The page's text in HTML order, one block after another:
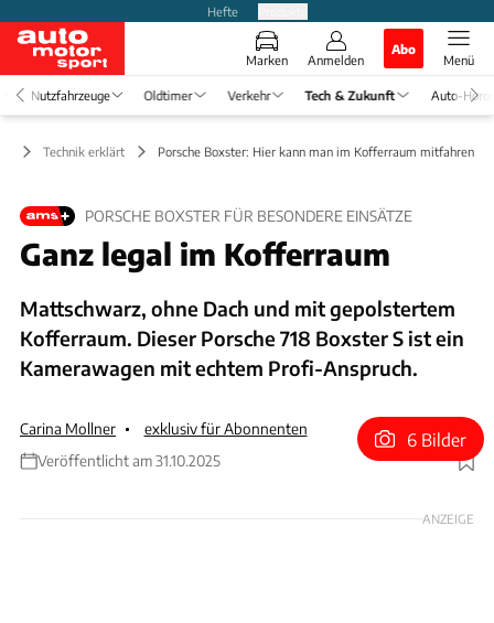
Hefte
Marken Anmelden
Abo
Menü
Nutzfahrzeuge Oldtimer Verkehr Tech & Zukunft Auto-
Technik erklärt Porsche Boxster: Hier kann man im Kofferraum mitfahren
PORSCHE BOXSTER FÜR BESONDERE EINSÄTZE
Ganz legal im Kofferraum
Mattschwarz, ohne Dach und mit gepolstertem
Kofferraum. Dieser Porsche 718 Boxster S ist ein
Kamerawagen mit echtem Profi-Anspruch.
Carina Mollner
exklusiv für Abonnenten
Veröffentlicht am 31.10.2025
Foto: Porsche
6 Bilder
ANZEIGE